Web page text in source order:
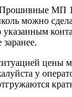
Прошивные МП
можно
указанным
цены
у